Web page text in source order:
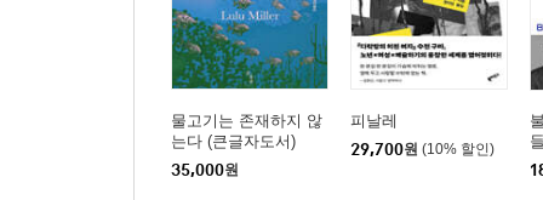
물고기는 존재하지 않
는다 (큰글자도서)
35,000원
피날레
29,700원 (10% 할인)